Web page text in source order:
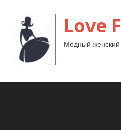
Love
Модный женский